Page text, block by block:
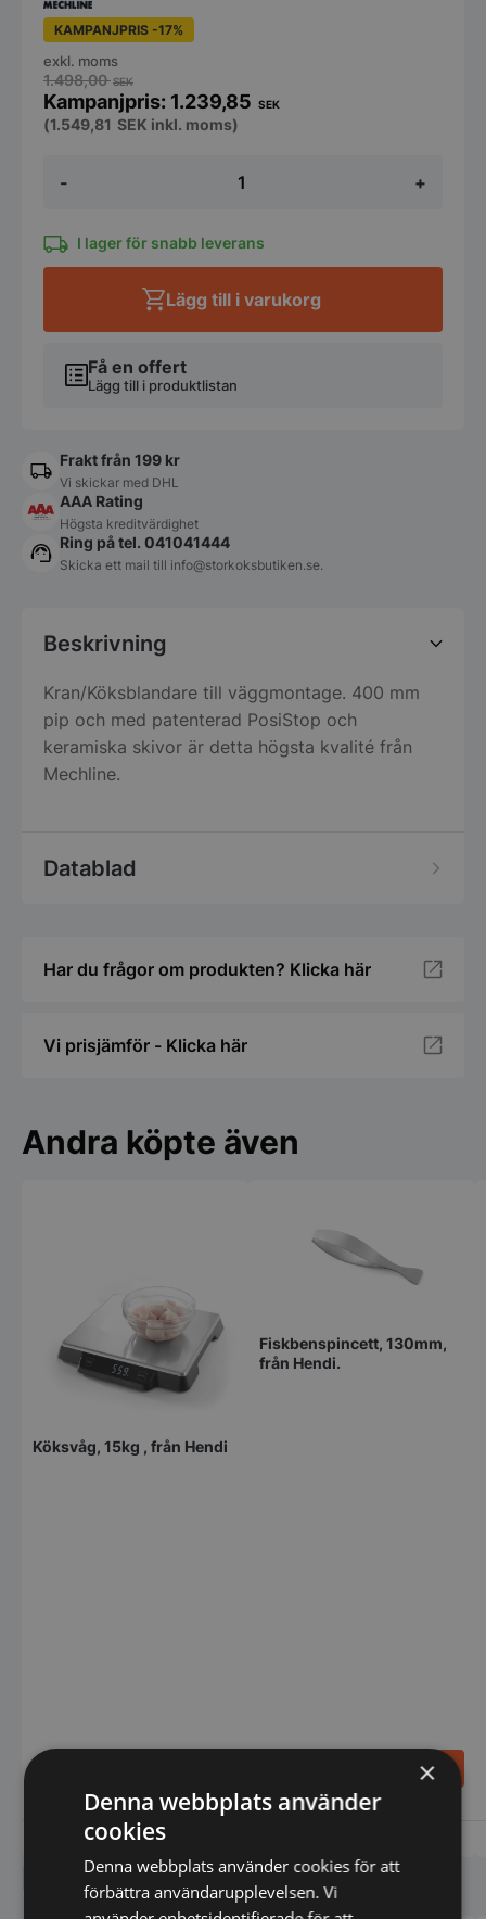
-
väggmontage
+
KAMPANJPRIS -17%
1.498,00SEK
1.239,85 SEK
exkl. moms
(1.549,81 SEK inkl. moms)
I lager för snabb leverans
Få en offert
Lägg till i produktlistan
Lägg till i varukorg
Frakt från 199 kr
Vi skickar med DHL
AAA Rating
Högsta kreditvärdighet
Ring på tel. 041041444
Skicka ett mail till info@storkoksbutiken.se.
Beskrivning
Kran/Köksblandare till väggmontage. 400 mm
pip och med patenterad PosiStop och
keramiska skivor är detta högsta kvalité från
Mechline.
Datablad
Har du frågor om produkten? Klicka här
Vi prisjämför - Klicka här
Andra köpte även
Köksvåg, 15kg , från Hendi
428,00
Vi prisjämför
Fiskbenspincett, 130mm,
från Hendi.
Liknande produkter
×
Denna webbplats använder
cookies
Denna webbplats använder cookies för att
förbättra användarupplevelsen. Vi